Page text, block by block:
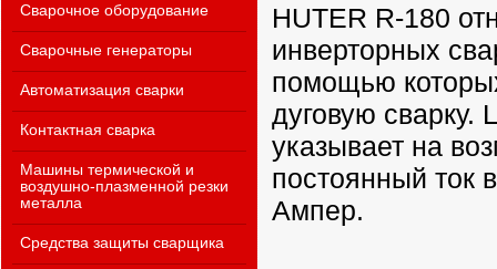
Сварочное оборудование
Сварочные генераторы
Автоматизация сварки
Контактная сварка
Машины термической и
воздушно-плазменной резки
металла
Средства защиты сварщика
HUTER R-180
инверторных
помощью
дуговую
указывает на
постоянный ток
Ампер.